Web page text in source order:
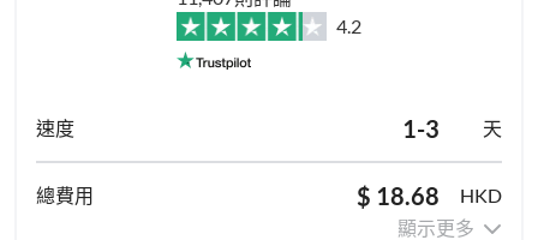
4.2
1-3 天
$ 18.68
HKD
顯示更多